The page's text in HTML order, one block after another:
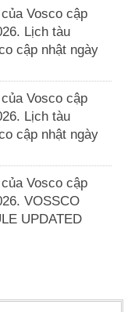
Vosco cập
Lịch tàu
cập nhật ngày
Vosco cập
Lịch tàu
cập nhật ngày
Vosco cập
VOSSCO
UPDATED